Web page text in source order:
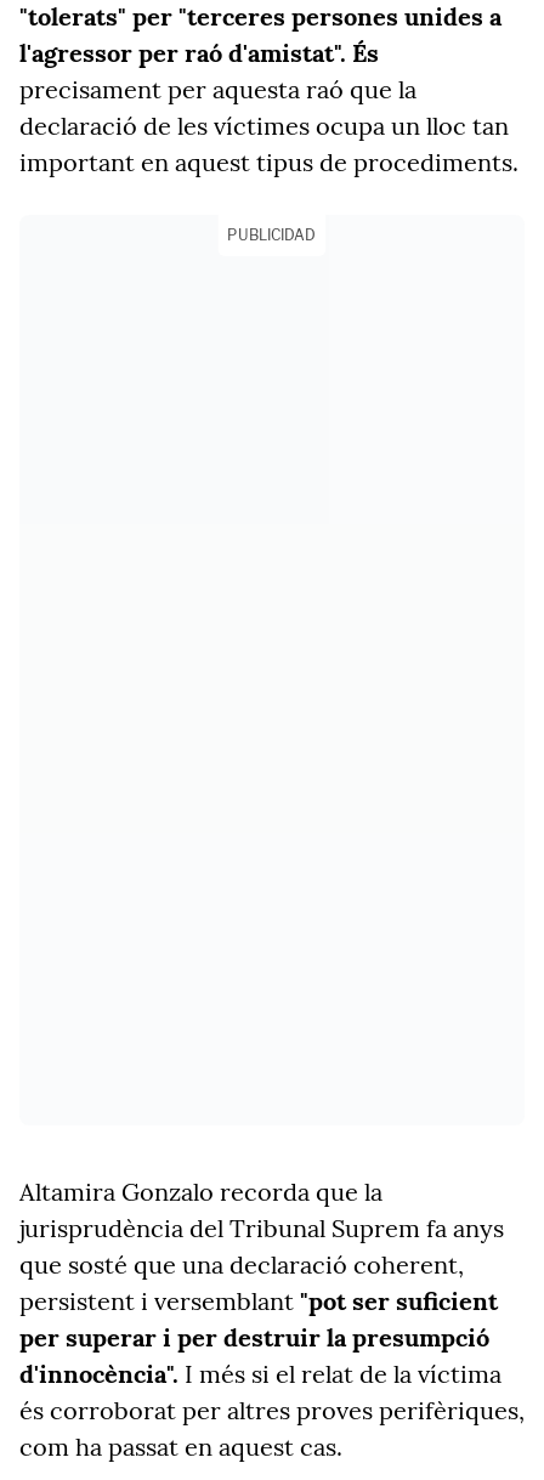
"tolerats" per "terceres persones unides a
l'agressor per raó d'amistat". És
precisament per aquesta raó que la
declaració de les víctimes ocupa un lloc tan
important en aquest tipus de procediments.
PUBLICIDAD
Altamira Gonzalo recorda que la
jurisprudència del Tribunal Suprem fa anys
que sosté que una declaració coherent,
persistent i versemblant "pot ser suficient
per superar i per destruir la presumpció
d'innocència". I més si el relat de la víctima
és corroborat per altres proves perifèriques,
com ha passat en aquest cas.